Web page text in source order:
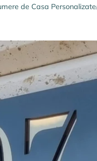
de Casa Personalizate